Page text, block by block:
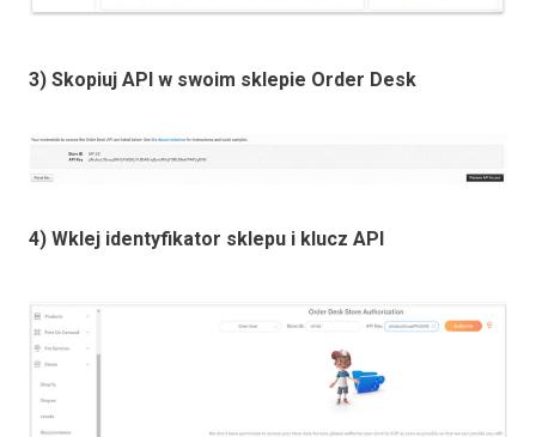
3) Skopiuj API w swoim sklepie Order Desk
4) Wklej identyfikator sklepu i klucz API